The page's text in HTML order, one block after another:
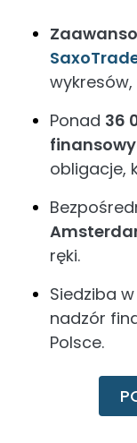
Ponad 36
obligacje,
ręki.
Siedziba
nadzór
Polsce.